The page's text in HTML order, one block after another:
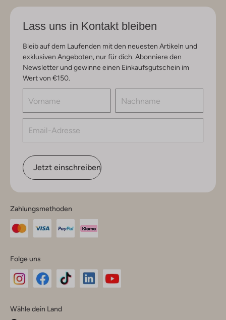
Lass uns in Kontakt bleiben
Bleib auf dem Laufenden mit den neuesten Artikeln und
exklusiven Angeboten, nur für dich. Abonniere den
Newsletter und gewinne einen Einkaufsgutschein im
Wert von €150.
Jetzt einschreiben
Zahlungsmethoden
Folge uns
Instagram
Facebook
TikTok
Wähle dein Land